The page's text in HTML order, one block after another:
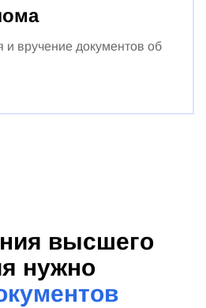
и вручение документов об
высшего
нужно